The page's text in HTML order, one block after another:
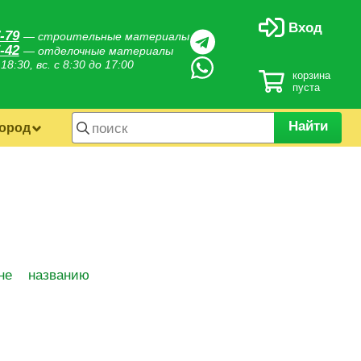
79 — строительные материалы
42 — отделочные материалы
вс. с 8:30 до 17:00
Вход
корзина
пуста
Найти
названию